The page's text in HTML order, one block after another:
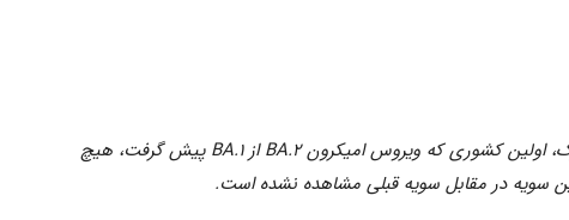
بر اساس داده‌های دانمارک، اولین کشوری که ویروس امیکرون BA.2 از BA.1 پیش گرفت، هیچ
سویه در مقابل سویه قبلی مشاهده نشده است.